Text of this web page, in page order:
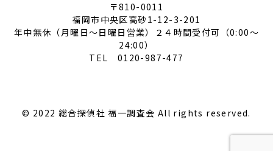
〒810-0011
福岡市中央区高砂1-12-3-201
年中無休（月曜日～日曜日営業）２４時間受付可（0:00～
24:00）
TEL 0120-987-477
© 2022 総合探偵社 福一調査会 All rights reserved.